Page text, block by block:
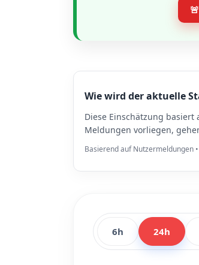
Wie wird der aktuelle
Diese Einschätzung
Meldungen vorliegen,
Basierend auf Nutzermeldungen
6h 24h